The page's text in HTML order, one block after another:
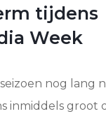
tijdens
Week
nog lang
inmiddels groot